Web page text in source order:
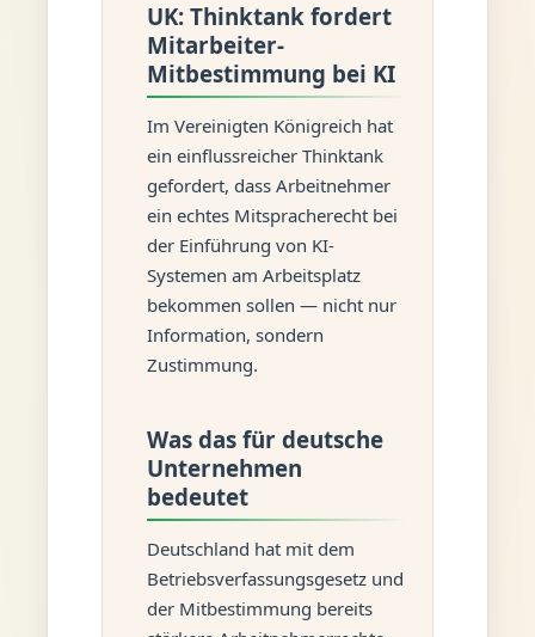
UK: Thinktank fordert
Mitarbeiter-
Mitbestimmung bei KI
Im Vereinigten Königreich hat
ein einflussreicher Thinktank
gefordert, dass Arbeitnehmer
ein echtes Mitspracherecht bei
der Einführung von KI-
Systemen am Arbeitsplatz
bekommen sollen — nicht nur
Information, sondern
Zustimmung.
Was das für deutsche
Unternehmen
bedeutet
Deutschland hat mit dem
Betriebsverfassungsgesetz und
der Mitbestimmung bereits